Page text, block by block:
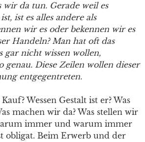
wir da tun. Gerade weil es
ist es alles andere als
wir es oder bekennen wir es
Handeln? Man hat oft das
gar nicht wissen wollen,
genau. Diese Zeilen wollen dieser
entgegentreten.
Wessen Gestalt ist er? Was
machen wir da? Was stellen wir
immer und warum immer
obligat. Beim Erwerb und der